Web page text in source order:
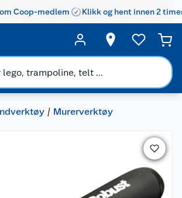
Coop-medlem Klikk og hent innen 2
Murerverktøy